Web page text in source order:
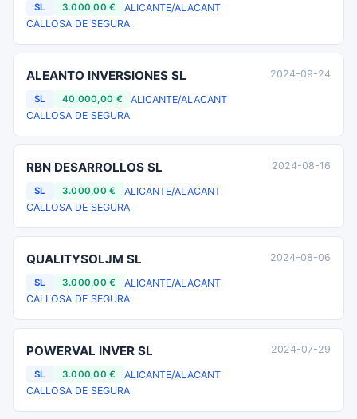
SL 3.000,00 €
ALICANTE/ALACANT
CALLOSA DE SEGURA
ALEANTO INVERSIONES SL
SL 40.000,00 €
ALICANTE/ALACANT
CALLOSA DE SEGURA
2024-09-24
RBN DESARROLLOS SL
SL 3.000,00 €
ALICANTE/ALACANT
CALLOSA DE SEGURA
2024-08-16
QUALITYSOLJM SL
SL 3.000,00 €
ALICANTE/ALACANT
CALLOSA DE SEGURA
2024-08-06
POWERVAL INVER SL
SL 3.000,00 €
ALICANTE/ALACANT
CALLOSA DE SEGURA
2024-07-29